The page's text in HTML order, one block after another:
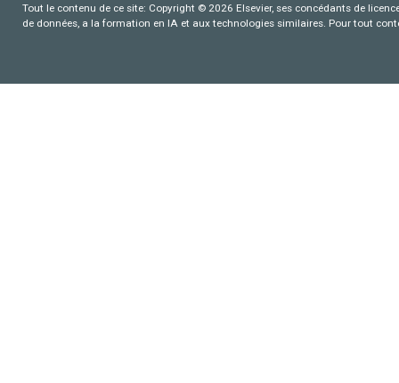
Tout le contenu de ce site: Copyright © 2026 Elsevier, ses concédants de
de données, a la formation en IA et aux technologies similaires. Pour tout